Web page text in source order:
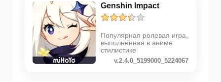
Genshin Impact
Популярная ролевая игра,
выполненная в аниме
стилистике
v.2.4.0_5199000_5224067